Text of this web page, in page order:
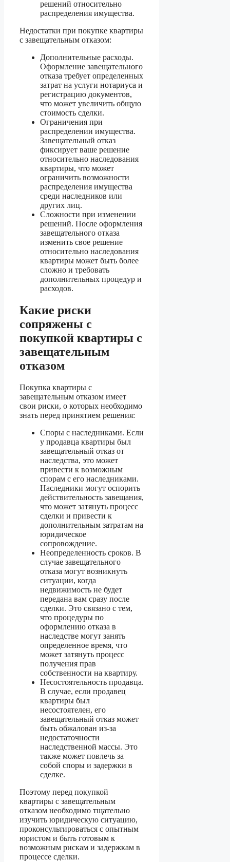
решений относительно
распределения имущества.
Недостатки при покупке квартиры
с завещательным отказом:
Дополнительные расходы.
Оформление завещательного
отказа требует определенных
затрат на услуги нотариуса и
регистрацию документов,
что может увеличить общую
стоимость сделки.
Ограничения при
распределении имущества.
Завещательный отказ
фиксирует ваше решение
относительно наследования
квартиры, что может
ограничить возможности
распределения имущества
среди наследников или
других лиц.
Сложности при изменении
решений. После оформления
завещательного отказа
изменить свое решение
относительно наследования
квартиры может быть более
сложно и требовать
дополнительных процедур и
расходов.
Какие риски
сопряжены с
покупкой квартиры с
завещательным
отказом
Покупка квартиры с
завещательным отказом имеет
свои риски, о которых необходимо
знать перед принятием решения:
Споры с наследниками. Если
у продавца квартиры был
завещательный отказ от
наследства, это может
привести к возможным
спорам с его наследниками.
Наследники могут оспорить
действительность завещания,
что может затянуть процесс
сделки и привести к
дополнительным затратам на
юридическое
сопровождение.
Неопределенность сроков. В
случае завещательного
отказа могут возникнуть
ситуации, когда
недвижимость не будет
передана вам сразу после
сделки. Это связано с тем,
что процедуры по
оформлению отказа в
наследстве могут занять
определенное время, что
может затянуть процесс
получения прав
собственности на квартиру.
Несостоятельность продавца.
В случае, если продавец
квартиры был
несостоятелен, его
завещательный отказ может
быть обжалован из-за
недостаточности
наследственной массы. Это
также может повлечь за
собой споры и задержки в
сделке.
Поэтому перед покупкой
квартиры с завещательным
отказом необходимо тщательно
изучить юридическую ситуацию,
проконсультироваться с опытным
юристом и быть готовым к
возможным рискам и задержкам в
процессе сделки.